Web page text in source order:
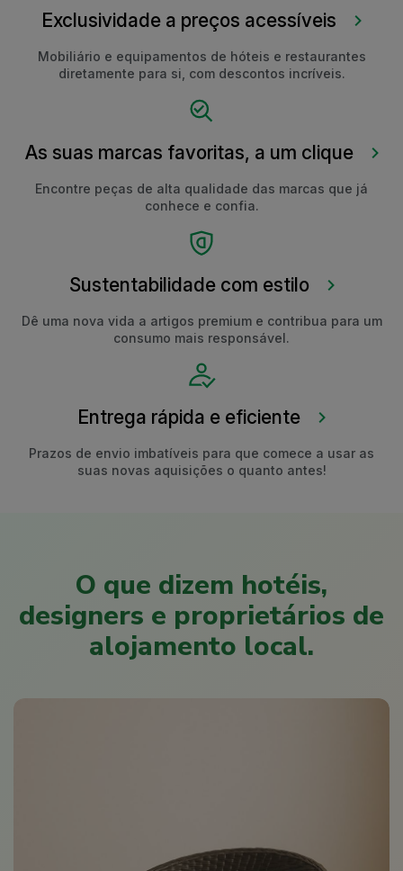
Exclusividade a preços acessíveis
Mobiliário e equipamentos de hóteis e restaurantes
diretamente para si, com descontos incríveis.
As suas marcas favoritas, a um clique
Encontre peças de alta qualidade das marcas que já
conhece e confia.
Sustentabilidade com estilo
Dê uma nova vida a artigos premium e contribua para um
consumo mais responsável.
Entrega rápida e eficiente
Prazos de envio imbatíveis para que comece a usar as
suas novas aquisições o quanto antes!
O que dizem hotéis,
designers e proprietários de
alojamento local.